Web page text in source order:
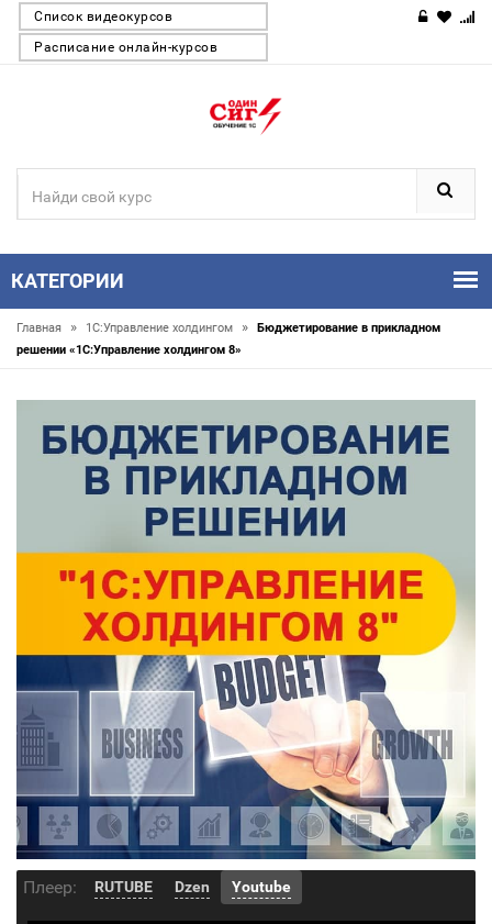
Список видеокурсов
Расписание онлайн-курсов
КАТЕГОРИИ
Главная » 1С:Управление холдингом »
Бюджетирование в прикладном
решении «1С:Управление холдингом 8»
Плеер: RUTUBE Dzen Youtube